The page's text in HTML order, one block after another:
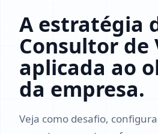
A estratégia
Consultor de
aplicada ao
da empresa.
Veja como desafio,